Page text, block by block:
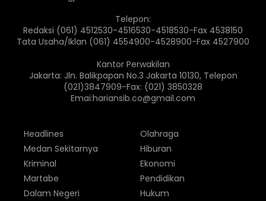
Telepon:
Redaksi (061) 4512530-4516530-4518530-Fax 4538150
Tata Usaha/Iklan (061) 4554900-4528900-Fax 4527900
Kantor Perwakilan
Jakarta: Jln. Balikpapan No.3 Jakarta 10130, Telepon
(021)3847909-Fax: (021) 3850328
Emai:hariansib.co@gmail.com
Headlines
Medan Sekitarnya
Kriminal
Martabe
Dalam Negeri
Olahraga
Hiburan
Ekonomi
Pendidikan
Hukum